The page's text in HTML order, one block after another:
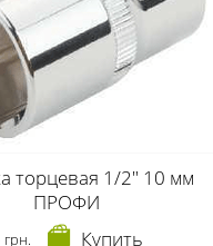
торцевая 1/2" 10 мм
ПРОФИ
грн. Купить